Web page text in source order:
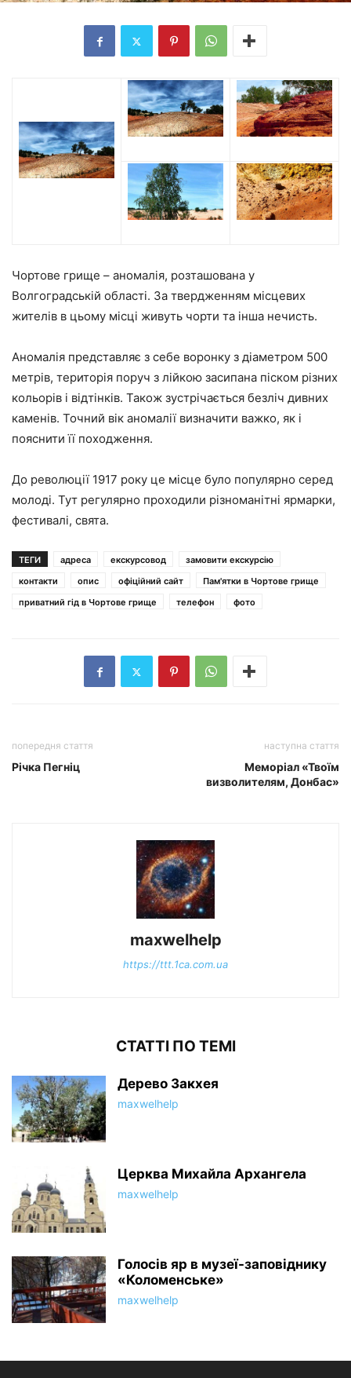
Чортове грище – аномалія, розташована у
Волгоградській області. За твердженням місцевих
жителів в цьому місці живуть чорти та інша нечисть.
Аномалія представляє з себе воронку з діаметром 500
метрів, територія поруч з лійкою засипана піском різних
кольорів і відтінків. Також зустрічається безліч дивних
каменів. Точний вік аномалії визначити важко, як і
пояснити її походження.
До революції 1917 року це місце було популярно серед
молоді. Тут регулярно проходили різноманітні ярмарки,
фестивалі, свята.
ТЕГИ адреса екскурсовод
замовити екскурсію
контакти
опис офіційний сайт
Пам'ятки в Чортове грище
приватний гід в Чортове грище
телефон фото
попередня стаття
Річка Пегніц
наступна стаття
Меморіал «Твоїм
визволителям, Донбас»
maxwelhelp
https://ttt.1ca.com.ua
СТАТТІ ПО ТЕМІ
Дерево Закхея
maxwelhelp
Церква Михайла Архангела
maxwelhelp
Голосів яр в музеї-заповіднику
«Коломенське»
maxwelhelp